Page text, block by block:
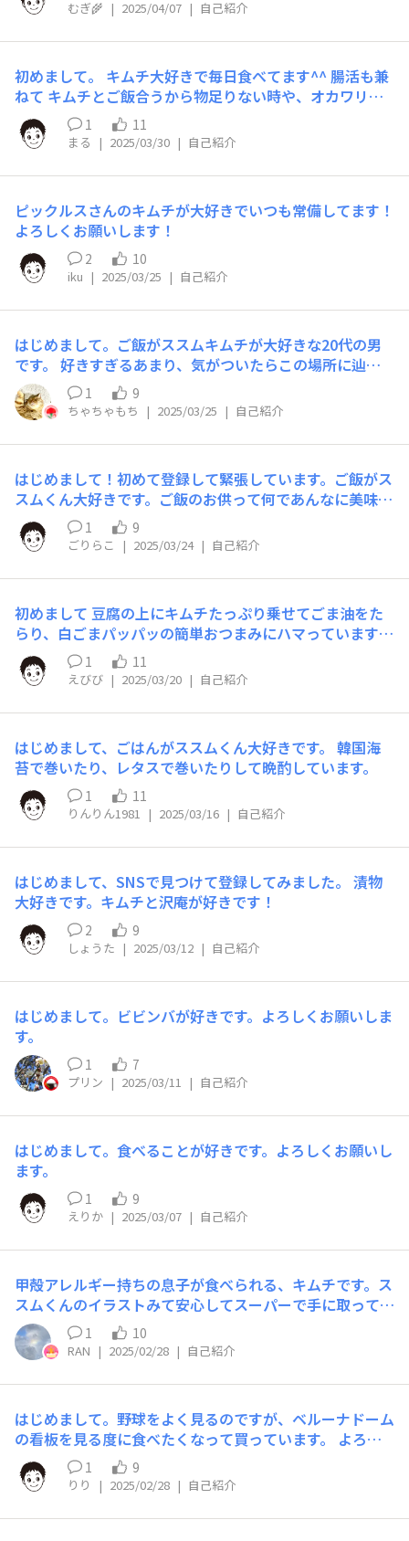
むぎ🌾 | 2025/04/07 | 自己紹介
初めまして。 キムチ大好きで毎日食べてます^^ 腸活も兼
ねて キムチとご飯合うから物足りない時や、オカワリの
時にも良いですよね！ ただ塩分の摂りすぎには気をつけ
ています… （塩分気にしなくても食べれるキムチを開発
してほしいな）
1 11
まる | 2025/03/30 | 自己紹介
ピックルスさんのキムチが大好きでいつも常備してます！
よろしくお願いします！
2 10
iku | 2025/03/25 | 自己紹介
はじめまして。ご飯がススムキムチが大好きな20代の男
です。 好きすぎるあまり、気がついたらこの場所に辿り
着いておりました。 キムチは勿論のこと、コラボお菓
子、ふりかけ、缶詰等々…色んな商品を食べましたが、新
たな商品を再び探し求めるための情報共有の場としてご活
用させて頂ければと思いますので、よろしくお願いします
1 9
ちゃちゃもち | 2025/03/25 | 自己紹介
はじめまして！初めて登録して緊張しています。ご飯がス
スムくん大好きです。ご飯のお供って何であんなに美味し
んでしょうかね。ご飯モリモリ食べてしまいます。
1 9
ごりらこ | 2025/03/24 | 自己紹介
初めまして 豆腐の上にキムチたっぷり乗せてごま油をた
らり、白ごまパッパッの簡単おつまみにハマっています
キムチ大好きで、冷蔵庫に常に常備されています キムチ
の情報を沢山知れたら嬉しいです
1 11
えびび | 2025/03/20 | 自己紹介
はじめまして、ごはんがススムくん大好きです。 韓国海
苔で巻いたり、レタスで巻いたりして晩酌しています。
1 11
りんりん1981 | 2025/03/16 | 自己紹介
はじめまして、SNSで見つけて登録してみました。 漬物
大好きです。キムチと沢庵が好きです！
2 9
しょうた | 2025/03/12 | 自己紹介
はじめまして。ビビンバが好きです。よろしくお願いしま
す。
1 7
プリン | 2025/03/11 | 自己紹介
はじめまして。食べることが好きです。よろしくお願いし
ます。
1 9
えりか | 2025/03/07 | 自己紹介
甲殻アレルギー持ちの息子が食べられる、キムチです。ス
スムくんのイラストみて安心してスーパーで手に取ってま
す。
1 10
RAN | 2025/02/28 | 自己紹介
はじめまして。野球をよく見るのですが、ベルーナドーム
の看板を見る度に食べたくなって買っています。 よろし
くお願いします！
1 9
りり | 2025/02/28 | 自己紹介